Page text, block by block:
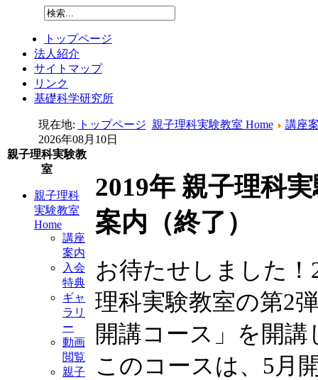
トップページ
法人紹介
サイトマップ
リンク
基礎科学研究所
現在地: トップページ 親子理科実験教室 Home
講座
2026年08月10日
親子理科実験教
室
親子理科
実験教室
Home
講座
案内
入会
特典
ギャ
ラリ
ー
動画
閲覧
親子
2019年 親子理科
案内（終了）
お待たせしました！
理科実験教室の第2
開講コース」を開講
このコースは、5月